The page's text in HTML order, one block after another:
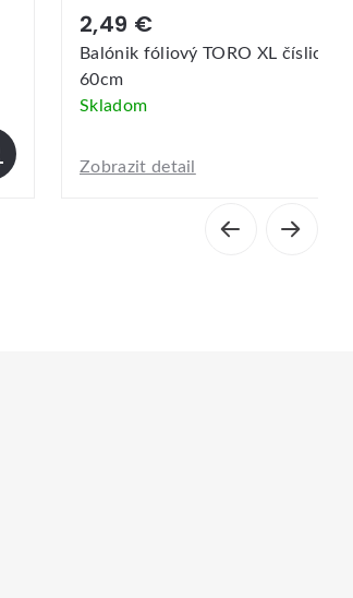
2,49 €
Balónik fóliový TORO XL číslica
60cm
Skladom
Zobrazit detail